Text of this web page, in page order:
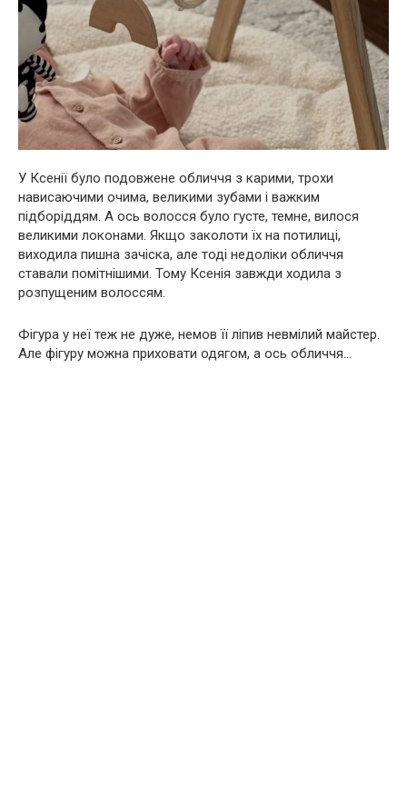
У Ксенії було подовжене обличчя з карими, трохи
нависаючими очима, великими зубами і важким
підборіддям. А ось волосся було густе, темне, вилося
великими локонами. Якщо заколоти їх на потилиці,
виходила пишна зачіска, але тоді недоліки обличчя
ставали помітнішими. Тому Ксенія завжди ходила з
розпущеним волоссям.
Фігура у неї теж не дуже, немов її ліпив невмілий майстер.
Але фігуру можна приховати одягом, а ось обличчя…